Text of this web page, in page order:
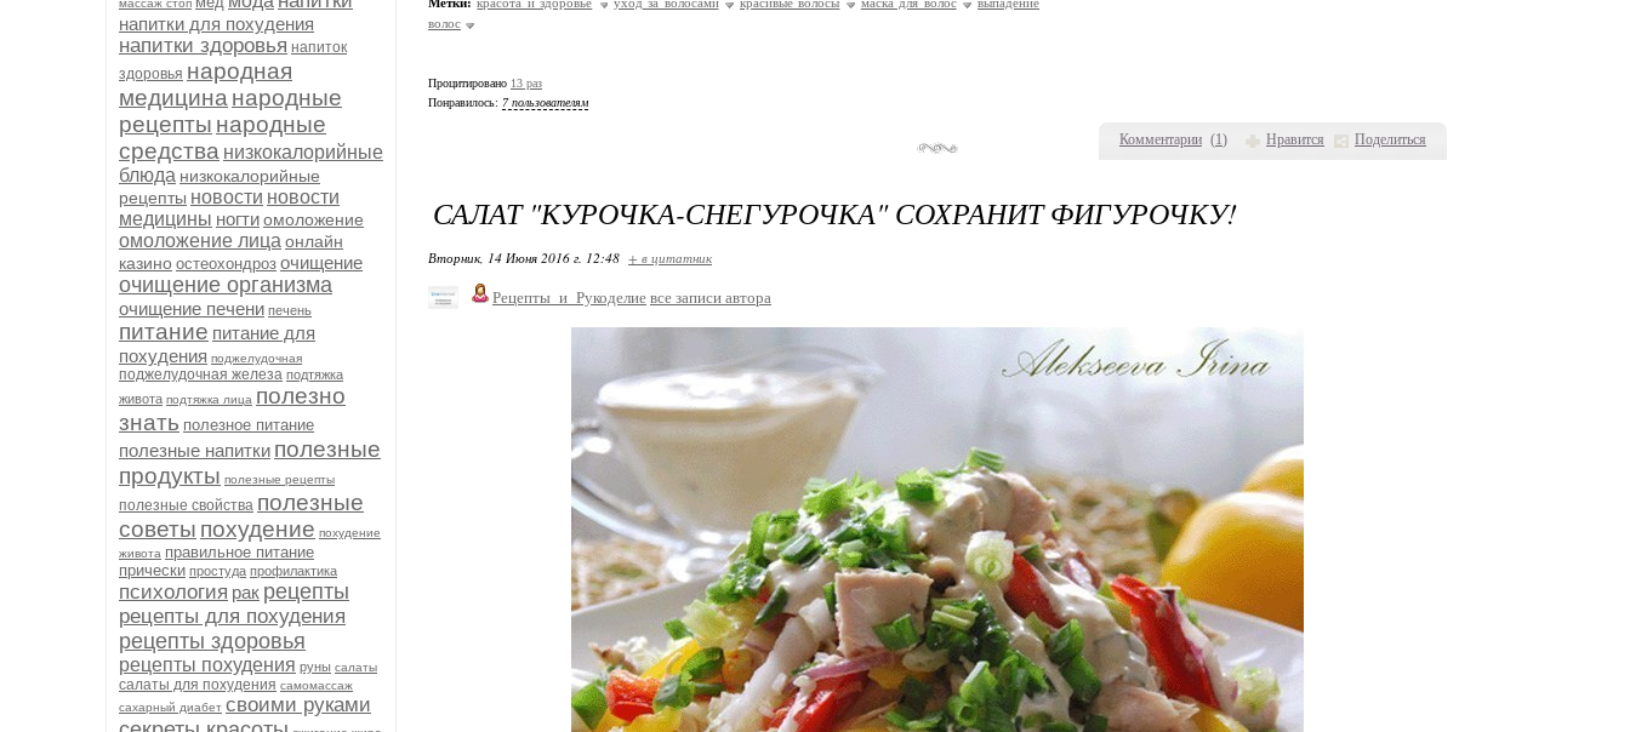
массаж стоп
напитки для похудения
напитки здоровья напиток
здоровья народная
медицина народные
рецепты народные
средства низкокалорийные
блюда низкокалорийные
рецепты новости новости
медицины ногтиомоложение
омоложение лица онлайн
казино остеохондроз очищение
очищение организма
очищение печени печень
питание питание для
похудения поджелудочная
поджелудочная железа подтяжка
живота подтяжка лица полезно
знать полезное питание
полезные напитки полезные
продукты полезные рецепты
полезные свойства полезные
советы похудение похудение
живота правильное питание
прически простуда профилактика
психология рак рецепты
рецепты для похудения
рецепты здоровья
рецепты похудения руны салаты
салаты для похудения самомассаж
сахарный диабет своими руками
Комментарии (1) Нравится Поделиться
волос
Процитировано 13 раз
Понравилось: 7 пользователям
САЛАТ "КУРОЧКА-СНЕГУРОЧКА" СОХРАНИТ ФИГУРОЧКУ!
Вторник, 14 Июня 2016 г. 12:48 + в цитатник
Рецепты_и_Рукоделие все записи автора